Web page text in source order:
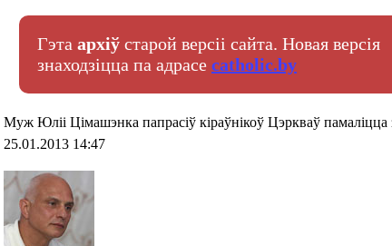
Гэта архіў старой версіі сайта. Новая версія
знаходзіцца па адрасе catholic.by
Муж Юліі Цімашэнка папрасіў кіраўнікоў Цэркваў памаліцца
25.01.2013 14:47